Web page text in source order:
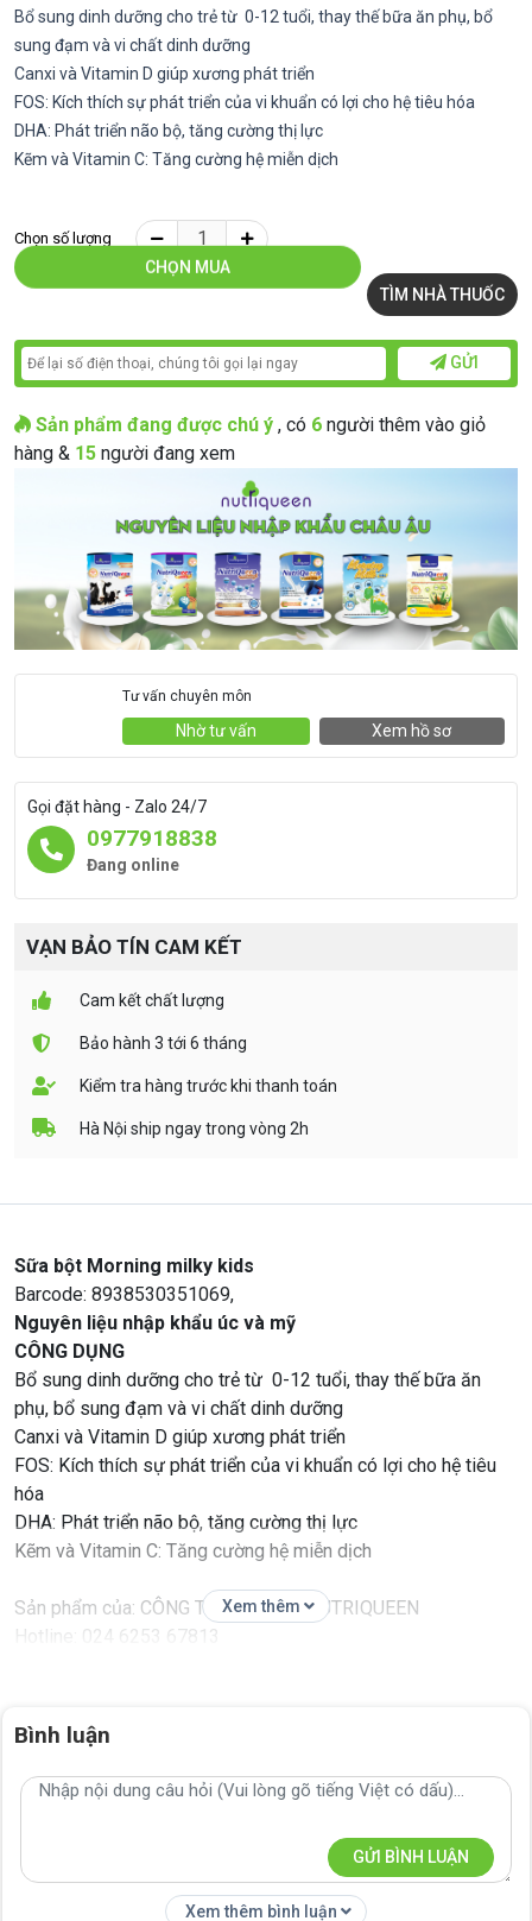
Bổ sung dinh dưỡng cho trẻ từ 0-12 tuổi, thay thế bữa ăn phụ, bổ
sung đạm và vi chất dinh dưỡng
Canxi và Vitamin D giúp xương phát triển
FOS: Kích thích sự phát triển của vi khuẩn có lợi cho hệ tiêu hóa
DHA: Phát triển não bộ, tăng cường thị lực
Kẽm và Vitamin C: Tăng cường hệ miễn dịch
Chọn số lượng
CHỌN MUA TÌM NHÀ THUỐC
GỬI
Sản phẩm đang được chú ý , có 6 người thêm vào giỏ
hàng & 15 người đang xem
Tư vấn chuyên môn
Nhờ tư vấn Xem hồ sơ
Gọi đặt hàng - Zalo 24/7
0977918838
Đang online
VẠN BẢO TÍN CAM KẾT
Cam kết chất lượng
Bảo hành 3 tới 6 tháng
Kiểm tra hàng trước khi thanh toán
Hà Nội ship ngay trong vòng 2h
Sữa bột Morning milky kids
Barcode: 8938530351069,
Nguyên liệu nhập khẩu úc và mỹ
CÔNG DỤNG
Bổ sung dinh dưỡng cho trẻ từ 0-12 tuổi, thay thế bữa ăn
phụ, bổ sung đạm và vi chất dinh dưỡng
Canxi và Vitamin D giúp xương phát triển
FOS: Kích thích sự phát triển của vi khuẩn có lợi cho hệ tiêu
hóa
DHA: Phát triển não bộ, tăng cường thị lực
Kẽm và Vitamin C: Tăng cường hệ miễn dịch
Sản phẩm của: CÔNG TY CỔ PHẦN NUTRIQUEEN
Hotline: 024 6253 67813
Xem thêm
Bình luận
GỬI BÌNH LUẬN
Xem thêm bình luận